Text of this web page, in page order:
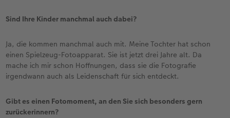
Sind Ihre Kinder manchmal auch dabei?
Ja, die kommen manchmal auch mit. Meine Tochter hat schon
einen Spielzeug-Fotoapparat. Sie ist jetzt drei Jahre alt. Da
mache ich mir schon Hoffnungen, dass sie die Fotografie
irgendwann auch als Leidenschaft für sich entdeckt.
Gibt es einen Fotomoment, an den Sie sich besonders gern
zurückerinnern?